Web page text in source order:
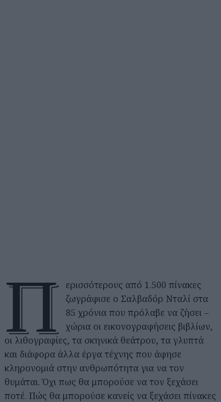
Π
ερισσότερους από 1.500 πίνακες
ζωγράφισε ο Σαλβαδόρ Νταλί στα
85 χρόνια που πρόλαβε να ζήσει –
χώρια οι εικονογραφήσεις βιβλίων,
οι λιθογραφίες, τα σκηνικά θεάτρου, τα γλυπτά
και διάφορα άλλα έργα τέχνης που άφησε
κληρονομιά στην ανθρωπότητα για να τον
θυμάται. Όχι πως θα μπορούσε να τον ξεχάσει
ποτέ. Πώς θα μπορούσε κανείς να ξεχάσει πίνακες